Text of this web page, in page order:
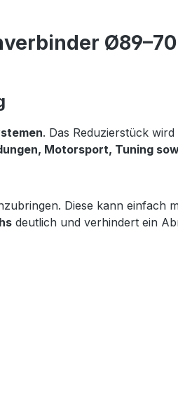
. Das Reduzierstück
Motorsport, Tuning
Diese kann einfach
deutlich und verhindert ein